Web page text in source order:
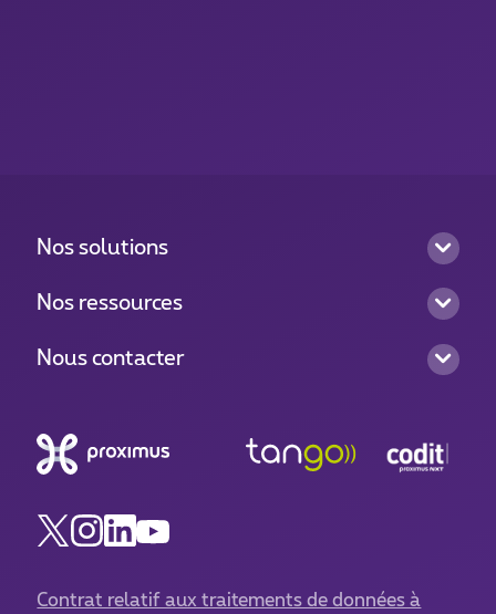
Nos solutions
Nos ressources
Nous contacter
Contrat relatif aux traitements de données à